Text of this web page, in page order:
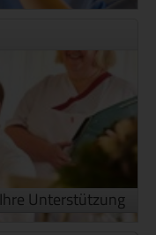
Ihre Unterstützung